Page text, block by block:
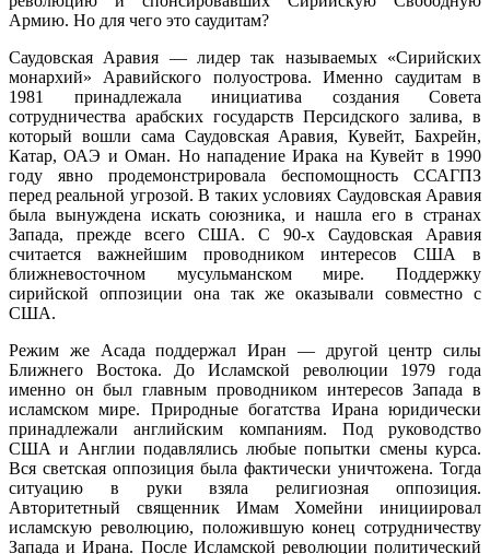
Армию. Но для чего это саудитам?
Саудовская Аравия — лидер так называемых «Сирийских
монархий» Аравийского полуострова. Именно саудитам в
1981 принадлежала инициатива создания Совета
сотрудничества арабских государств Персидского залива, в
который вошли сама Саудовская Аравия, Кувейт, Бахрейн,
Катар, ОАЭ и Оман. Но нападение Ирака на Кувейт в 1990
году явно продемонстрировала беспомощность ССАГПЗ
перед реальной угрозой. В таких условиях Саудовская Аравия
была вынуждена искать союзника, и нашла его в странах
Запада, прежде всего США. С 90-х Саудовская Аравия
считается важнейшим проводником интересов США в
ближневосточном мусульманском мире. Поддержку
сирийской оппозиции она так же оказывали совместно с
США.
Режим же Асада поддержал Иран — другой центр силы
Ближнего Востока. До Исламской революции 1979 года
именно он был главным проводником интересов Запада в
исламском мире. Природные богатства Ирана юридически
принадлежали английским компаниям. Под руководство
США и Англии подавлялись любые попытки смены курса.
Вся светская оппозиция была фактически уничтожена. Тогда
ситуацию в руки взяла религиозная оппозиция.
Авторитетный священник Имам Хомейни инициировал
исламскую революцию, положившую конец сотрудничеству
Запада и Ирана. После Исламской революции политический